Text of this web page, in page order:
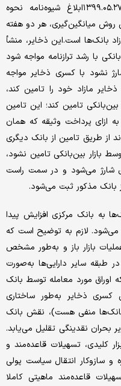
اساس بخشنامه شماره ۹۹.۱۶۲۲۰۱مورخ۱۳۹۹.۰۵.۲۷ابلاغ شیوه‌نامه نحوه
روش میانگین‌گیری، هر دو هفته
بانک‌ها است.این ذخایر، منشأ
با رشد ترازنامه مواجه شود
نشود با کسری ذخایر مواجه
مازاد خود را تامین کند،
تامین کند؛ این تامین
به ازای پرداخت وثیقه که همان
از طریق تامین از بانک دیگری
بازار بین‌بانکی تامین نشود،
شارژ می‌شود و در سمت راست
بانک مذکور ثبت می‌شود.
به بانک مرکزی افزایش پیدا
می‌شود. لازم به توضیح است که
بازار باز و به‌طور مشخص
طبقه سایر دارایی‌ها به‌صورت
اوراق مورد معامله توسط بانک
ذخایر به‌طور ساختاری
منفی هست)، نقش بانک
بحران نقدینگی تقلیل می‌یابد.
کلیدی، تسهیلات قاعده‌مند و
و سازوکار انتقال سیاست پولی
قاعده‌مند ماهیتی کاملا